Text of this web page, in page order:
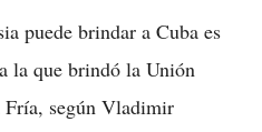
puede brindar a Cuba es
la que brindó la Unión
Fría, según Vladimir